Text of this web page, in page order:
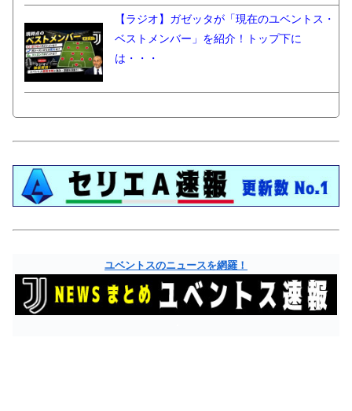
【ラジオ】ガゼッタが「現在のユベントス・
ベストメンバー」を紹介！トップ下に
は・・・
ユベントスのニュースを網羅！